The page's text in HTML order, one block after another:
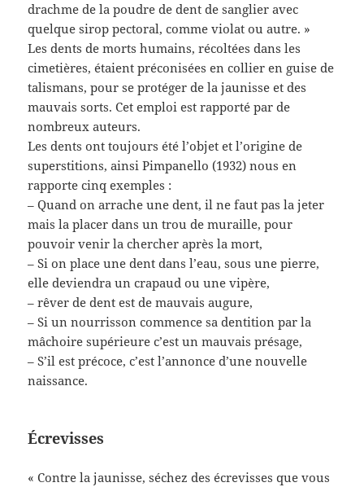
drachme de la poudre de dent de sanglier avec
quelque sirop pectoral, comme violat ou autre. »
Les dents de morts humains, récoltées dans les
cimetières, étaient préconisées en collier en guise de
talismans, pour se protéger de la jaunisse et des
mauvais sorts. Cet emploi est rapporté par de
nombreux auteurs.
Les dents ont toujours été l’objet et l’origine de
superstitions, ainsi Pimpanello (1932) nous en
rapporte cinq exemples :
– Quand on arrache une dent, il ne faut pas la jeter
mais la placer dans un trou de muraille, pour
pouvoir venir la chercher après la mort,
– Si on place une dent dans l’eau, sous une pierre,
elle deviendra un crapaud ou une vipère,
– rêver de dent est de mauvais augure,
– Si un nourrisson commence sa dentition par la
mâchoire supérieure c’est un mauvais présage,
– S’il est précoce, c’est l’annonce d’une nouvelle
naissance.
Écrevisses
« Contre la jaunisse, séchez des écrevisses que vous